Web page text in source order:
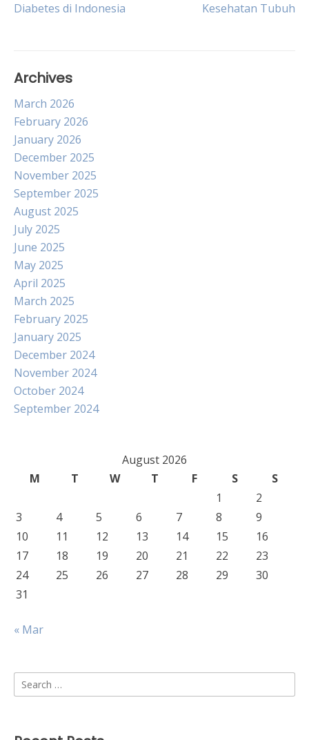
navigation
Diabetes di Indonesia
Kesehatan Tubuh
Archives
March 2026
February 2026
January 2026
December 2025
November 2025
September 2025
August 2025
July 2025
June 2025
May 2025
April 2025
March 2025
February 2025
January 2025
December 2024
November 2024
October 2024
September 2024
August 2026
M
T W T F S
S
1
2
3
4 5 6 7 8
9
10
11 12 13 14 15
16
17
18 19 20 21 22
23
24
25 26 27 28 29
30
31
« Mar
Search
for: